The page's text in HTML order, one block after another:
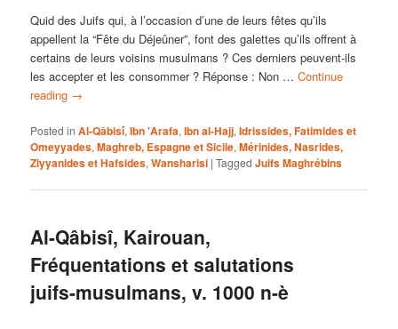
Quid des Juifs qui, à l’occasion d’une de leurs fêtes qu’ils
appellent la “Fête du Déjeûner”, font des galettes qu’ils offrent à
certains de leurs voisins musulmans ? Ces derniers peuvent-ils
les accepter et les consommer ? Réponse : Non …Continue
reading →
Posted in Al-Qâbisî,Ibn 'Arafa,Ibn al-Hajj,Idrissides, Fatimides et
Omeyyades,Maghreb, Espagne et Sicile,Mérinides, Nasrides,
Ziyyanides et Hafsides,Wansharisi |Tagged Juifs Maghrébins
Al-Qâbisî, Kairouan,
Fréquentations et salutations
juifs-musulmans, v. 1000 n-è